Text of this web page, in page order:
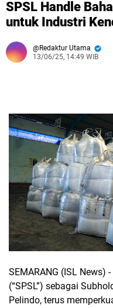
SPSL Handle
untuk Industri
Redaktur Utama
13/06/25, 14:49 WIB
SEMARANG (ISL News) -
(“SPSL”) sebagai
Pelindo, terus